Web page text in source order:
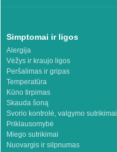
Simptomai ir ligos
Alergija
Vėžys ir kraujo ligos
Peršalimas ir gripas
Temperatūra
Kūno tirpimas
Skauda šoną
Svorio kontrolė, valgymo sutrikimai
Priklausomybė
Miego sutrikimai
Nuovargis ir silpnumas